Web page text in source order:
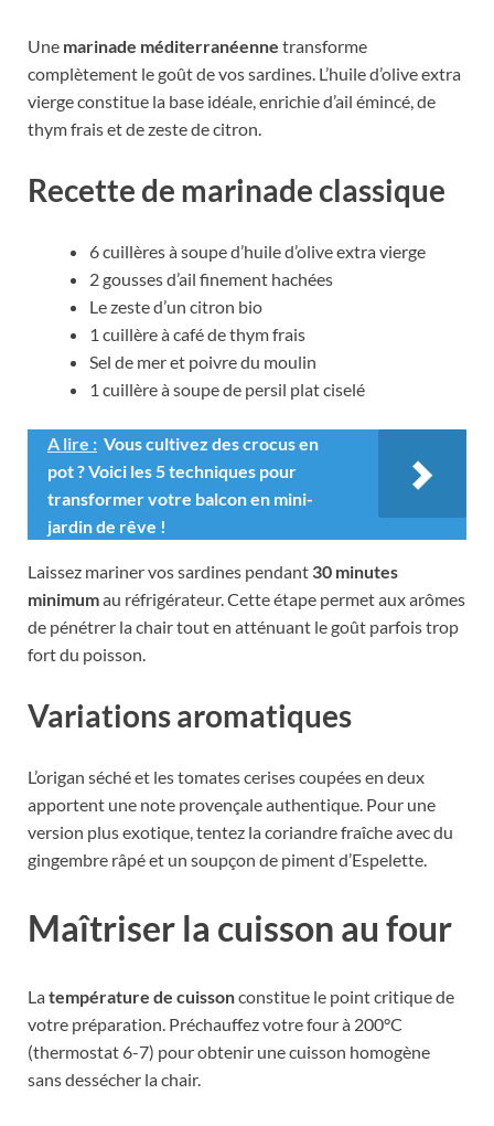
Une marinade méditerranéenne transforme
complètement le goût de vos sardines. L’huile d’olive extra
vierge constitue la base idéale, enrichie d’ail émincé, de
thym frais et de zeste de citron.
Recette de marinade classique
6 cuillères à soupe d’huile d’olive extra vierge
2 gousses d’ail finement hachées
Le zeste d’un citron bio
1 cuillère à café de thym frais
Sel de mer et poivre du moulin
1 cuillère à soupe de persil plat ciselé
A lire : Vous cultivez des crocus en
pot ? Voici les 5 techniques pour
transformer votre balcon en mini-
jardin de rêve !
Laissez mariner vos sardines pendant 30 minutes
minimumau réfrigérateur. Cette étape permet aux arômes
de pénétrer la chair tout en atténuant le goût parfois trop
fort du poisson.
Variations aromatiques
L’origan séché et les tomates cerises coupées en deux
apportent une note provençale authentique. Pour une
version plus exotique, tentez la coriandre fraîche avec du
gingembre râpé et un soupçon de piment d’Espelette.
Maîtriser la cuisson au four
Latempérature de cuissonconstitue le point critique de
votre préparation. Préchauffez votre four à 200°C
(thermostat 6-7) pour obtenir une cuisson homogène
sans dessécher la chair.